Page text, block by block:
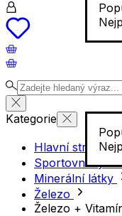
Kategorie
Hlavní stránka
Sportovní
Minerální látky
Železo
Železo +